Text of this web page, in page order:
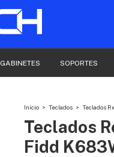
GABINETES SOPORTES
Inicio > Teclados > Teclados
Teclados
Fidd